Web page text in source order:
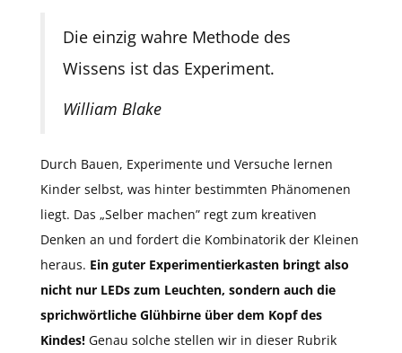
Die einzig wahre Methode des
Wissens ist das Experiment.
William Blake
Durch Bauen, Experimente und Versuche lernen
Kinder selbst, was hinter bestimmten Phänomenen
liegt. Das „Selber machen” regt zum kreativen
Denken an und fordert die Kombinatorik der Kleinen
heraus. Ein guter Experimentierkasten bringt also
nicht nur LEDs zum Leuchten, sondern auch die
sprichwörtliche Glühbirne über dem Kopf des
Kindes! Genau solche stellen wir in dieser Rubrik